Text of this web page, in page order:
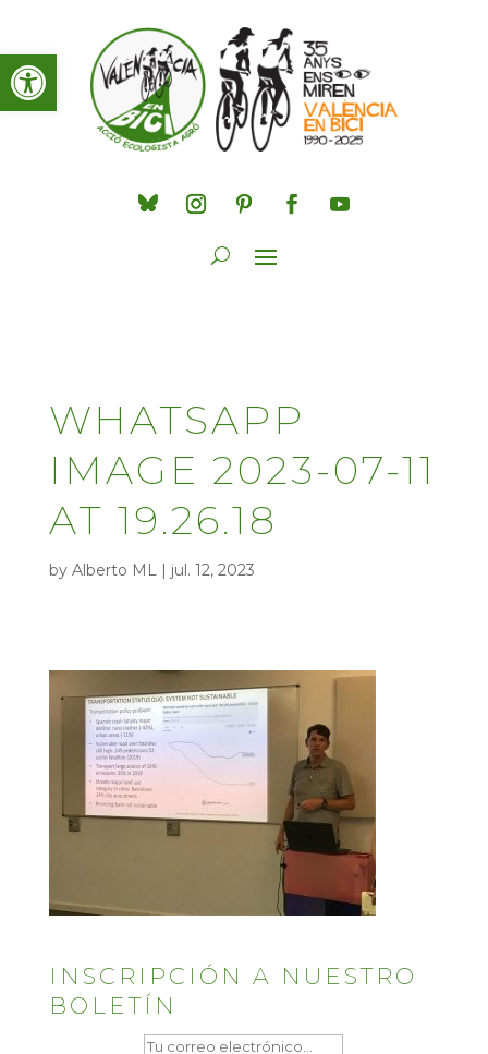
Obre la barra d'eines
WHATSAPP
IMAGE 2023-07-11
AT 19.26.18
by Alberto ML| jul. 12, 2023
INSCRIPCIÓN A NUESTRO
BOLETÍN